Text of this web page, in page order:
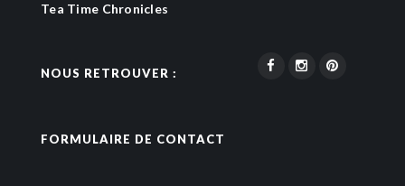
Tea Time Chronicles
NOUS RETROUVER :
FORMULAIRE DE CONTACT